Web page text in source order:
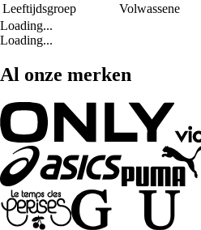
Leeftijdsgroep
Volwassene
Loading...
Loading...
Al onze merken